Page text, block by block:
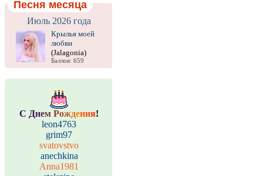
Песня месяца
Июль 2026 года
Крылья моей
любви
(Jalagonia)
Баллов: 659
С Днем Рождения!
leon4763
grim97
svatovstvo
anechkina
Anna1981